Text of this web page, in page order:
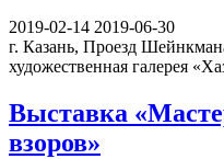
2019-02-14 2019-06-30
г. Казань, Проезд
художественная галерея
Выставка
взоров»